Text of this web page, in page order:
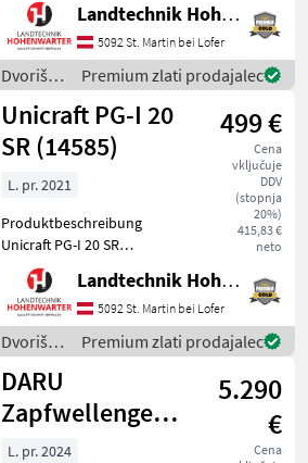
mich, Ihnen im
Maschinenzentrum St.
Martin den Unicraft PG-E 90
SEA Stromgenerator
ausführlich vor
Landtechnik Hohenwarter GmbH
5092 St. Martin bei Lofer
Dvoriščna
mehanizacija
/
Unicraft
Premium zlati prodajalec
Unicraft PG-I 20
SR (14585)
499 €
Cena
vključuje
DDV
(stopnja
20%)
415,83 €
neto
L. pr. 2021
Produktbeschreibung
Unicraft PG-I 20 SR
Stromgenerator Ich freue
mich, Ihnen im
Maschinenzentrum St.
Martin den Unicraft PG-I 20
SR Stromgenerator
ausführlich vorzu
Landtechnik Hohenwarter GmbH
5092 St. Martin bei Lofer
Dvoriščna
mehanizacija
/
Unicraft
Premium zlati prodajalec
DARU
Zapfwellengenerator
UT 27L IsoIP44
5.290
€
Cena
L. pr. 2024